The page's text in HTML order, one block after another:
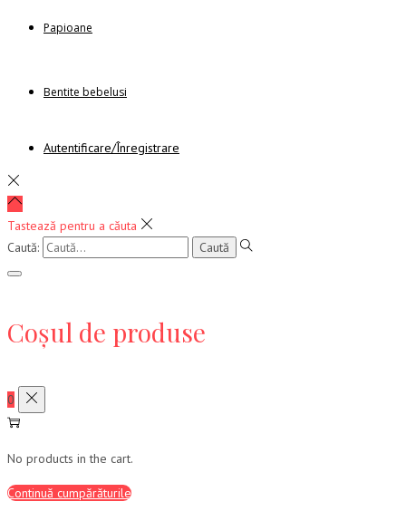
Papioane
Bentite bebelusi
Autentificare/Înregistrare
Tastează pentru a căuta
Caută:
Coșul de produse
0
No products in the cart.
Continuă cumpărăturile